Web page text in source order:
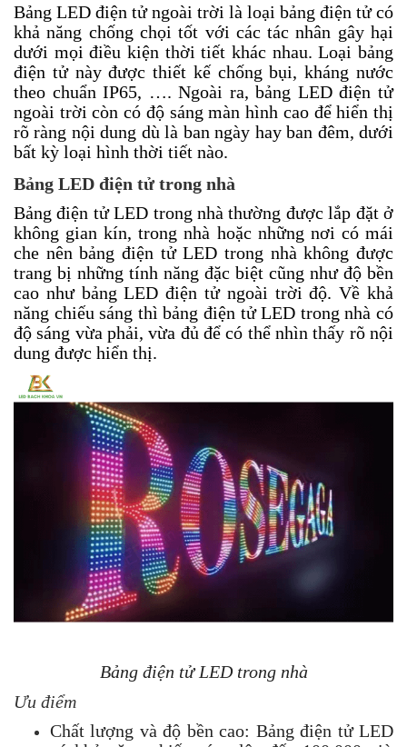
Bảng LED điện tử ngoài trời là loại bảng điện tử có
khả năng chống chọi tốt với các tác nhân gây hại
dưới mọi điều kiện thời tiết khác nhau. Loại bảng
điện tử này được thiết kế chống bụi, kháng nước
theo chuẩn IP65, …. Ngoài ra, bảng LED điện tử
ngoài trời còn có độ sáng màn hình cao để hiển thị
rõ ràng nội dung dù là ban ngày hay ban đêm, dưới
bất kỳ loại hình thời tiết nào.
Bảng LED điện tử trong nhà
Bảng điện tử LED trong nhà thường được lắp đặt ở
không gian kín, trong nhà hoặc những nơi có mái
che nên bảng điện tử LED trong nhà không được
trang bị những tính năng đặc biệt cũng như độ bền
cao như bảng LED điện tử ngoài trời độ. Về khả
năng chiếu sáng thì bảng điện tử LED trong nhà có
độ sáng vừa phải, vừa đủ để có thể nhìn thấy rõ nội
dung được hiển thị.
Bảng điện tử LED trong nhà
Ưu điểm
Chất lượng và độ bền cao: Bảng điện tử LED